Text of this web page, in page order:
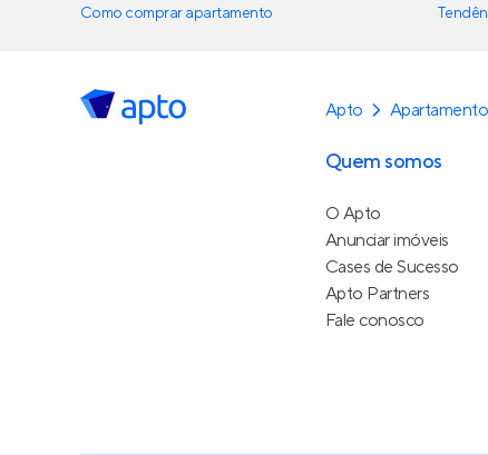
Como comprar apartamento
Apto
Quem somos
O Apto
Anunciar imóveis
Cases de Sucesso
Apto Partners
Fale conosco